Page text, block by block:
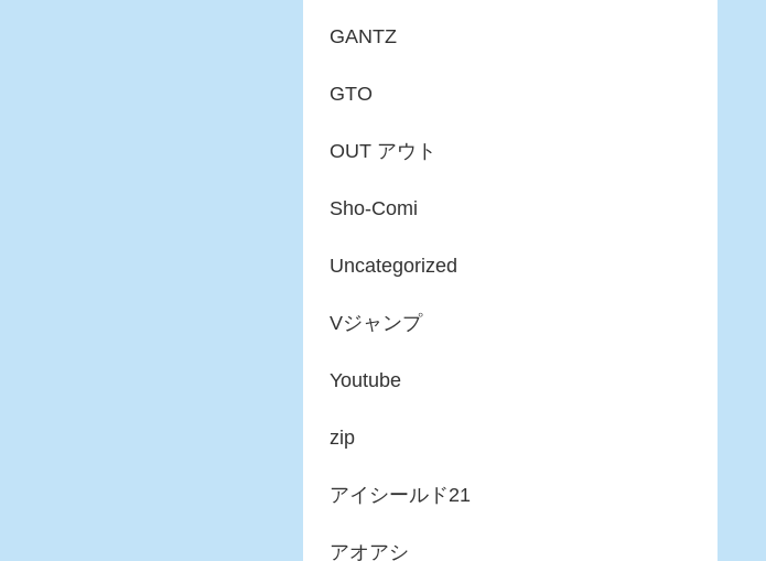
GANTZ
GTO
OUT アウト
Sho-Comi
Uncategorized
Vジャンプ
Youtube
zip
アイシールド21
アオアシ